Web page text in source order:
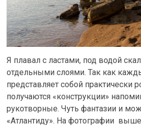
Я плавал с ластами, под водой
отдельными слоями. Так как
представляет собой практически
получаются «конструкции»
рукотворные. Чуть фантазии и
«Атлантиду». На фотографии